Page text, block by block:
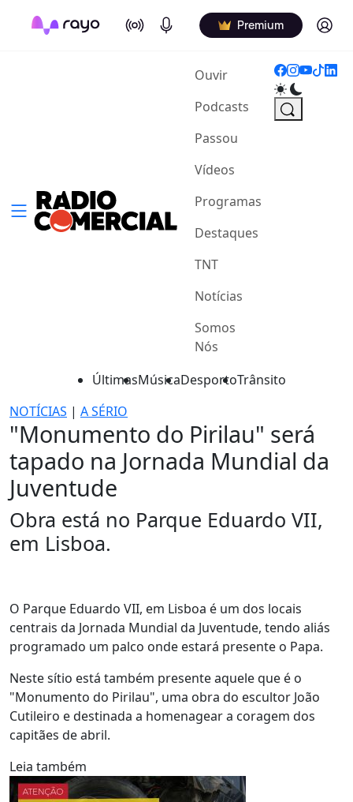
On Air Podcasts Premium Log in
Ouvir(current)
Podcasts
Passou
Vídeos
Programas
Destaques
TNT
Notícias
Somos
Nós
ÚltimasMúsicaDesportoTrânsito
NOTÍCIAS | A SÉRIO
"Monumento do Pirilau" será
tapado na Jornada Mundial da
Juventude
Obra está no Parque Eduardo VII,
em Lisboa.
O Parque Eduardo VII, em Lisboa é um dos locais
centrais da Jornada Mundial da Juventude, tendo aliás
programado um palco onde estará presente o Papa.
Neste sítio está também presente aquele que é o
"Monumento do Pirilau", uma obra do escultor João
Cutileiro e destinada a homenagear a coragem dos
capitães de abril.
Leia também